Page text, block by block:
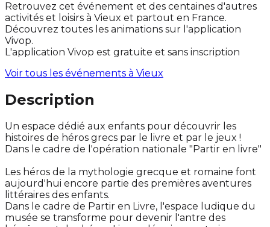
Retrouvez cet événement et des centaines d'autres
activités et loisirs à Vieux et partout en France.
Découvrez toutes les animations sur l'application
Vivop.
L'application Vivop est gratuite et sans inscription
Voir tous les événements à Vieux
Description
Un espace dédié aux enfants pour découvrir les
histoires de héros grecs par le livre et par le jeux !
Dans le cadre de l'opération nationale "Partir en livre"
Les héros de la mythologie grecque et romaine font
aujourd'hui encore partie des premières aventures
littéraires des enfants.
Dans le cadre de Partir en Livre, l'espace ludique du
musée se transforme pour devenir l'antre des